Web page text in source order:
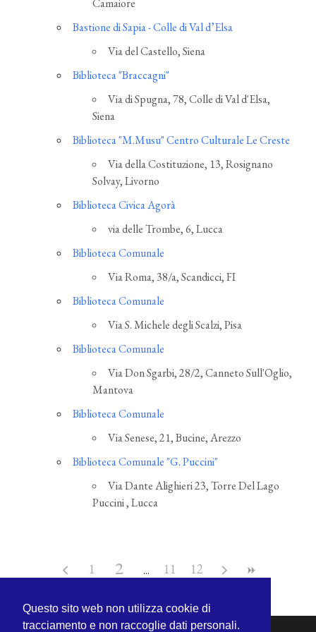
Bastione di Sapia - Colle di Val d’Elsa
Via del Castello, Siena
Biblioteca "Braccagni"
Via di Spugna, 78, Colle di Val d'Elsa,
Siena
Biblioteca "M.Musu" Centro Culturale Le Creste
Via della Costituzione, 13, Rosignano
Solvay, Livorno
Biblioteca Civica Agorà
via delle Trombe, 6, Lucca
Biblioteca Comunale
Via Roma, 38/a, Scandicci, FI
Biblioteca Comunale
Via S. Michele degli Scalzi, Pisa
Biblioteca Comunale
Via Don Sgarbi, 28/2, Canneto Sull'Oglio,
Mantova
Biblioteca Comunale
Via Senese, 21, Bucine, Arezzo
Biblioteca Comunale "G. Puccini"
Via Dante Alighieri 23, Torre Del Lago
Puccini , Lucca
1 2 11 12
Questo sito web non utilizza cookie di
tracciamento e non raccoglie dati personali.